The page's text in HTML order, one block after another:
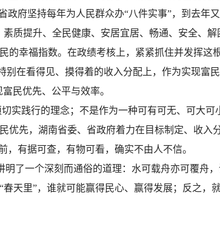
府坚持每年为人民群众办“八件实事”，到去年
质提升、全民健康、安居宜居、畅通、安全、
的幸福指数。在政绩考核上，紧紧抓住并发挥这
别在看得见、摸得着的收入分配上，作为实现富
民优先、公平与效率。
践行的理念；不是作为一种可有可无、可大可
优先，湖南省委、省政府着力在目标制定、收入
有据可查，有物可看，确实不由人不信。
了一个深刻而通俗的道理：水可载舟亦可覆舟
天里”，谁就可能赢得民心、赢得发展；反之，